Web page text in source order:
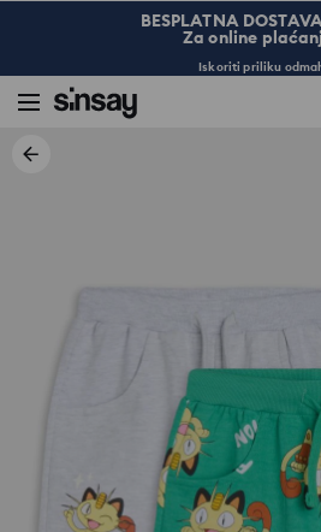
BESPLATNA
Za online
Iskoriti priliku